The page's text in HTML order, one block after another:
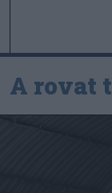
A rovat